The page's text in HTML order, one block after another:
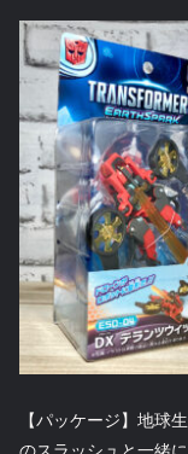
【パッケージ】地球